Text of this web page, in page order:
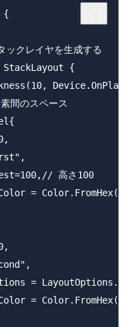
{
レイヤを生成する
{
間のスペース
高さ100
=
=
=